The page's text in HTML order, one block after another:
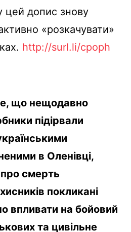
цей допис знову
«розкачувати»
http://surl.li/cpoph
що нещодавно
підірвали
в Оленівці,
про смерть
покликані
впливати на бойовий
та цивільне